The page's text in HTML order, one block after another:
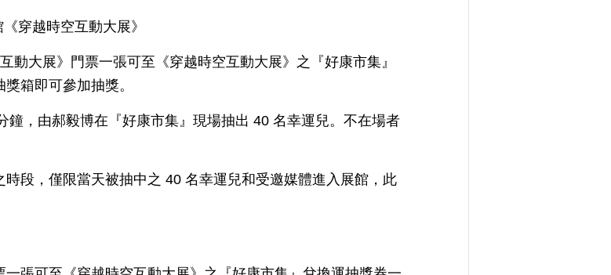
穿越時空互動大展》
大展》門票一張可至《穿越時空互動大展》之『好康市集』
箱即可參加抽獎。
毅博在『好康市集』現場抽出 40 名幸運兒。不在場者
段，僅限當天被抽中之 40 名幸運兒和受邀媒體進入展館，此